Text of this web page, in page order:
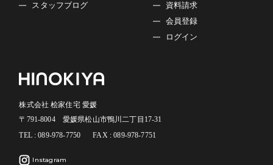
本プライバシーポリシーの適用範囲は、当サイト内としま
リンク先の第三者のサイトにおける個人情報等の保護につ
に関する規約等をご確認下さい。
〒791-8004 愛媛県松山市鴨川二丁目17-31
スタッフブログ
資料請求
会員登録
ログイン
株式会社 桧家住宅 愛媛
〒791-8004 愛媛県松山市鴨川二丁目17-31
TEL : 089-978-7750
FAX : 089-978-7751
Instagram